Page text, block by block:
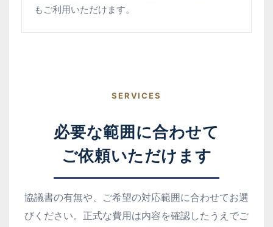
もご利用いただけます。
SERVICES
必要な範囲に合わせて
ご依頼いただけます
協議書の有無や、ご希望の対応範囲に合わせてお選
びください。正式な費用は内容を確認したうえでご